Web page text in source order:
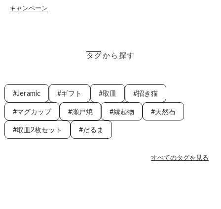
キャンペーン
タグから探す
Jeramic ギフト 取皿 招き猫
マグカップ 瀬戸焼 縁起物 天然石
取皿2枚セット だるま
すべてのタグを見る